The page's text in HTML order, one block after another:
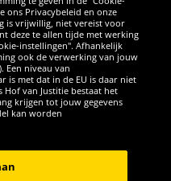
ons Privacybeleid en onze
is vrijwillig, niet vereist voor
deze te allen tijde met werking
instellingen". Afhankelijk
ook de verwerking van jouw
Een niveau van
is met dat in de EU is daar niet
Hof van Justitie bestaat het
krijgen tot jouw gegevens
kan worden